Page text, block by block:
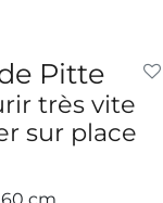
Pitte
très vite
sur place